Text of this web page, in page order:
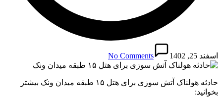
اسفند 25, 1402 No Comments
حادثه هولناک آتش سوزی برای هتل ۱۵ طبقه میدان ونک بیشتر
بخوانید: